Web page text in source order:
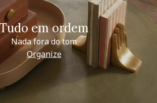
Tudo em ordem
Nada fora do tom
Organize